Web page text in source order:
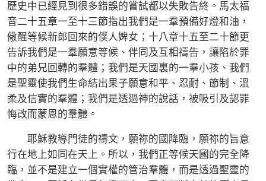
歷史中已經見到很多錯誤的嘗試都以失敗告終。馬太福
音二十五章一至十三節指出我們是一羣預備好燈和油，
儆醒等候新郎回來的僕人婢女；十八章十五至二十節更
告訴我們是一羣願意等候、伴同及互相禱告，讓陷於罪
中的弟兄回轉的羣體；我們是天國裏的一羣小孩、我們
是聖靈使我們生命結出果子願意和平、忍耐、節制、溫
柔及信實的羣體；我們是透過神的說話，被吸引及認罪
悔改而蒙恩的羣體。
耶穌教導門徒的禱文，願祢的國降臨，願祢的旨意
行在地上如同在天上。所以，我們正等候天國的完全降
臨，並不是建立一個實權的管治羣體，而是透過聖靈的